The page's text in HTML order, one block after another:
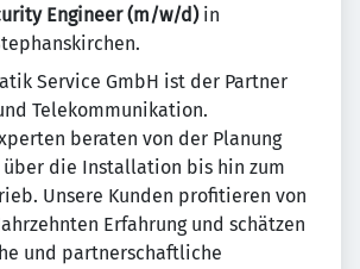
Engineer (m/w/d) in
Service GmbH ist der Partner
Telekommunikation.
beraten von der Planung
über die Installation bis hin zum
Unsere Kunden profitieren von
Erfahrung und schätzen
und partnerschaftliche